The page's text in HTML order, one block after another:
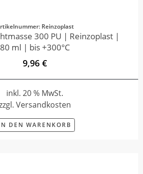
Reinzoplast
300 PU | Reinzoplast |
80 ml | bis +300°C
9,96 €
inkl. 20 % MwSt.
Versandkosten
DEN WARENKORB